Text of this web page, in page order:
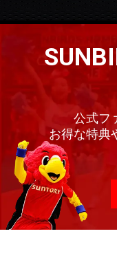
公式フ
お得な特典